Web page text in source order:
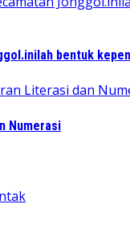
bentuk
Numerasi